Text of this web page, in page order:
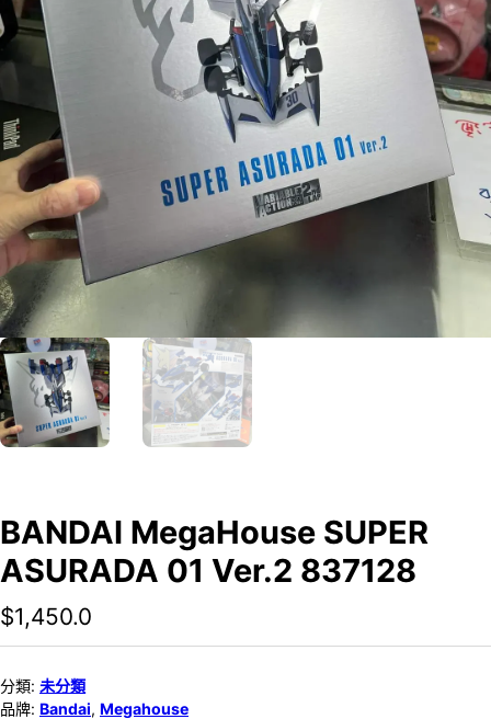
BANDAI MegaHouse SUPER
ASURADA 01 Ver.2 837128
$1,450.0
分類: 未分類
品牌: Bandai, Megahouse